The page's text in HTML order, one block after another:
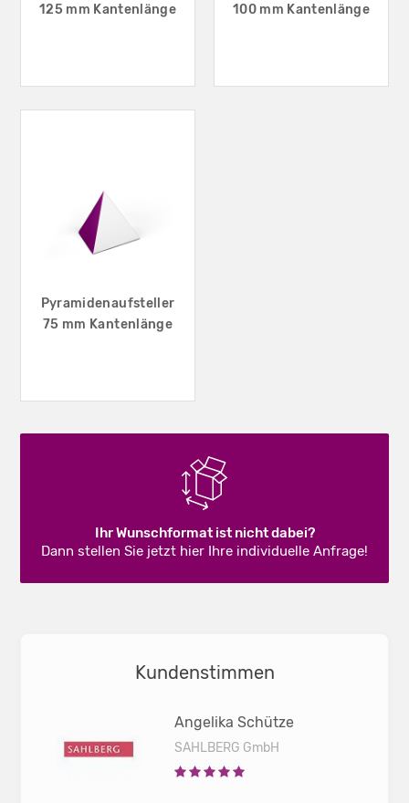
125 mm Kantenlänge
100 mm Kantenlänge
Pyramidenaufsteller
75 mm Kantenlänge
Ihr Wunschformat ist nicht dabei?
Dann stellen Sie jetzt hier Ihre individuelle Anfrage!
Kundenstimmen
Angelika Schütze
SAHLBERG GmbH